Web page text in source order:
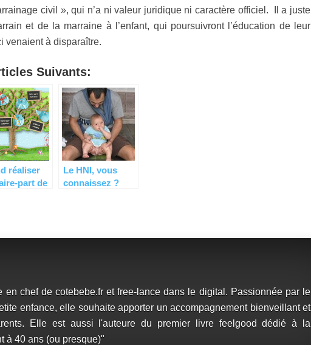
civil », qui n’a ni valeur juridique ni caractère officiel. Il a juste
et de la marraine à l’enfant, qui poursuivront l’éducation de leur
venaient à disparaître.
Suivants:
réaliser
part de
Le HNI, vous
connaissez ?
en chef de cotebebe.fr et free-lance dans le digital. Passionnée par le
enfance, elle souhaite apporter un accompagnement bienveillant et
Elle est aussi l'auteure du premier livre feelgood dédié à la
à 40 ans (ou presque)"